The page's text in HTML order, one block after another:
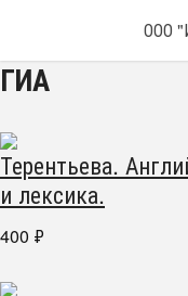
ООО
ГИА
Терентьева.
и лексика.
400 ₽